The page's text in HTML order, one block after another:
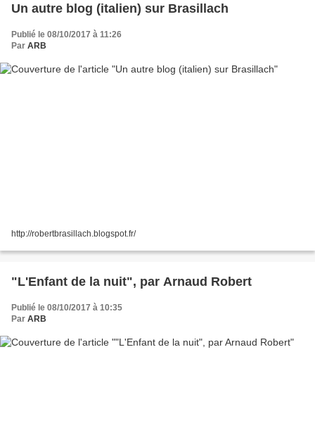
Un autre blog (italien) sur Brasillach
Publié le 08/10/2017 à 11:26
Par ARB
http://robertbrasillach.blogspot.fr/
"L'Enfant de la nuit", par Arnaud Robert
Publié le 08/10/2017 à 10:35
Par ARB